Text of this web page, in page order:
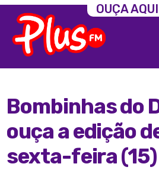
Bombinhas do
ouça a edição
sexta-feira (15)
OUÇA AQUI